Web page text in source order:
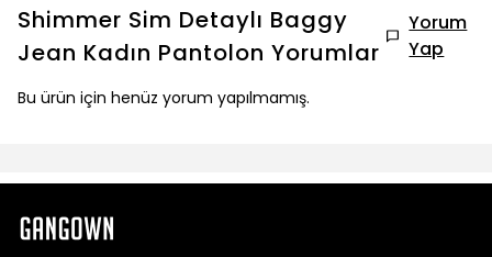
Shimmer Sim Detaylı Baggy
Jean Kadın Pantolon Yorumlar
Yorum
Yap
Bu ürün için henüz yorum yapılmamış.